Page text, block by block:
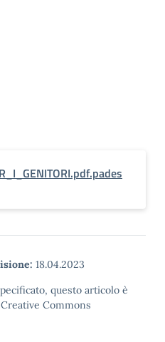
18.04.2023
questo articolo è
Commons